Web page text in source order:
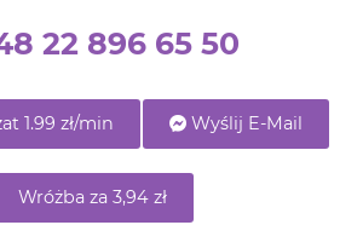
22 896 65 50
1.99 zł/min Wyślij E-Mail
Wróżba za 3,94 zł